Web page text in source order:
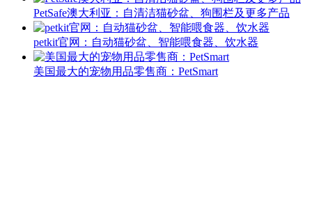
PetSafe澳大利亚：自清洁猫砂盆、狗围栏及更多产品
petkit官网：自动猫砂盆、智能喂食器、饮水器
美国最大的宠物用品零售商：PetSmart